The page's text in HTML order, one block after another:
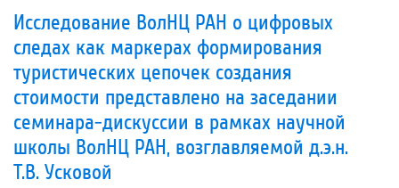
Исследование ВолНЦ РАН о цифровых
следах как маркерах формирования
туристических цепочек создания
стоимости представлено на заседании
семинара-дискуссии в рамках научной
школы ВолНЦ РАН, возглавляемой д.э.н.
Т.В. Усковой